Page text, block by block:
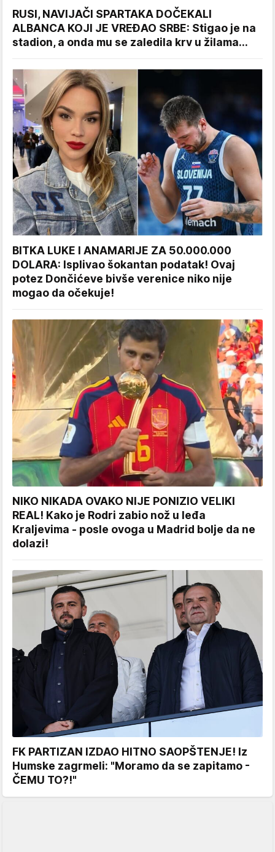
RUSI, NAVIJAČI SPARTAKA DOČEKALI
ALBANCA KOJI JE VREĐAO SRBE: Stigao je na
stadion, a onda mu se zaledila krv u žilama...
BITKA LUKE I ANAMARIJE ZA 50.000.000
DOLARA: Isplivao šokantan podatak! Ovaj
potez Dončićeve bivše verenice niko nije
mogao da očekuje!
NIKO NIKADA OVAKO NIJE PONIZIO VELIKI
REAL! Kako je Rodri zabio nož u leđa
Kraljevima - posle ovoga u Madrid bolje da ne
dolazi!
FK PARTIZAN IZDAO HITNO SAOPŠTENJE! Iz
Humske zagrmeli: "Moramo da se zapitamo -
ČEMU TO?!"